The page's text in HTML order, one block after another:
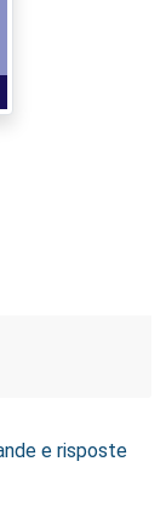
e risposte